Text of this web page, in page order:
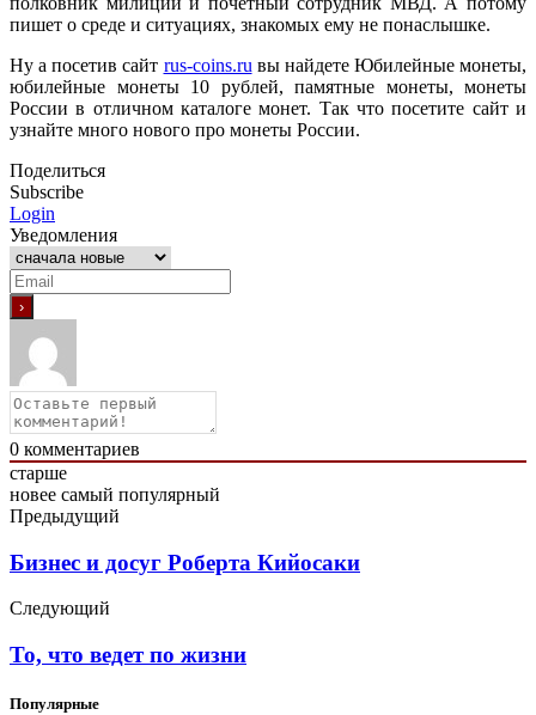
пишет о среде и ситуациях, знакомых ему не понаслышке.
Ну а посетив сайт rus-coins.ru вы найдете Юбилейные монеты,
юбилейные монеты 10 рублей, памятные монеты, монеты
России в отличном каталоге монет. Так что посетите сайт и
узнайте много нового про монеты России.
Поделиться
Subscribe
Login
Уведомления
0 комментариев
старше
новее самый популярный
Предыдущий
Бизнес и досуг Роберта Кийосаки
Следующий
То, что ведет по жизни
Популярные